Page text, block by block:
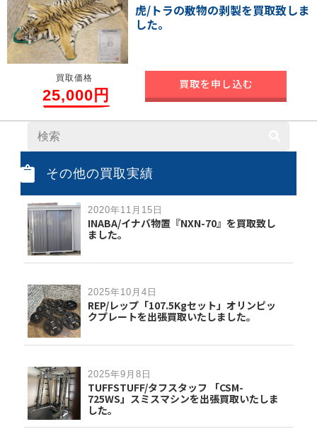
虎/トラの敷物の剥製を買取致しま
した。
買取価格
25,000円
買取を申し込む
その他の買取実績
2020年11月15日
INABA/イナバ物置『NXN-70』を買取致し
ました。
2025年10月4日
REP/レップ「107.5Kgセット」オリンピッ
クプレートを出張買取いたしました。
2025年9月8日
TUFFSTUFF/タフスタッフ 「CSM-
725WS」スミスマシンを出張買取いたしま
した。